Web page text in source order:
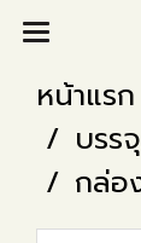
หน้าแรก
บร
กล่อ